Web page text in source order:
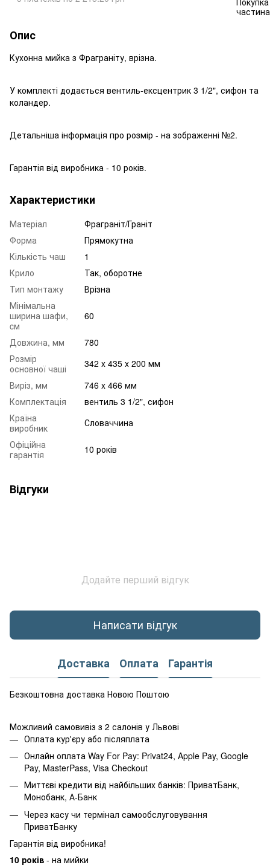
Опис
Кухонна мийка з Фраграніту, врізна.
У комплекті додається вентиль-ексцентрик 3 1/2", сифон та
коландер.
Детальніша інформація про розмір - на зображенні №2.
Гарантія від виробника - 10 років.
Характеристики
Матеріал
Фраграніт/Граніт
Форма
Прямокутна
Кількість чаш
1
Крило
Так, оборотне
Тип монтажу
Врізна
Мінімальна
ширина шафи,
cм
60
Довжина, мм
780
Розмір
основної чаші
342 x 435 x 200 мм
Виріз, мм
746 x 466 мм
Комплектація
вентиль 3 1/2", сифон
Країна
виробник
Словаччина
Офіційна
гарантія
10 років
Відгуки
Додайте перший відгук
Написати відгук
Доставка Оплата Гарантія
Безкоштовна доставка Новою Поштою
Можливий самовивіз з 2 салонів у Львові
Оплата кур'єру або післяплата
Онлайн оплата Way For Pay: Privat24, Apple Pay, Google
Pay, MasterPass, Visa Checkout
Миттєві кредити від найбільших банків: ПриватБанк,
Монобанк, А-Банк
Через касу чи термінал самообслуговування
ПриватБанку
Гарантія від виробника!
10 років - на мийки